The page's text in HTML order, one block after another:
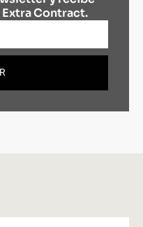
Contract.